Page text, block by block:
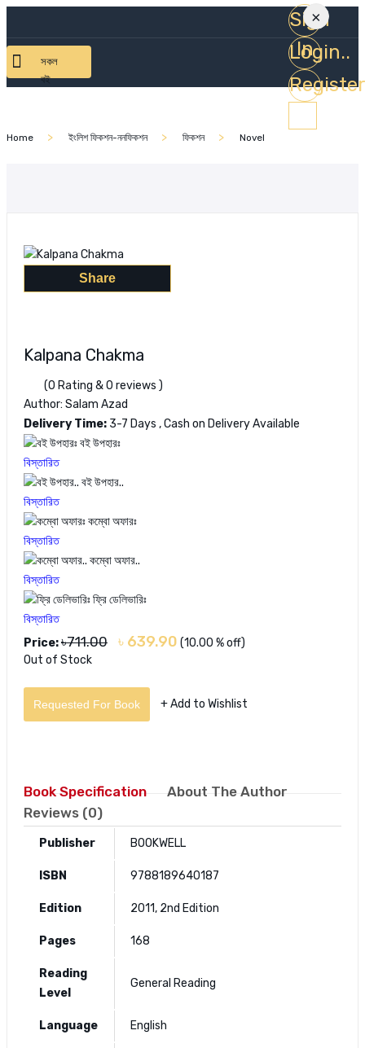
Sign
In
Login..
Register
সকল
বই
Home ইংলিশ ফিকশন-ননফিকশন ফিকশন Novel
Share
Kalpana Chakma
(0 Rating & 0 reviews )
Author: Salam Azad
Delivery Time: 3-7 Days , Cash on Delivery Available
বই উপহারঃ
বিস্তারিত
বই উপহার..
বিস্তারিত
কম্বো অফারঃ
বিস্তারিত
কম্বো অফার..
বিস্তারিত
ফ্রি ডেলিভারিঃ
বিস্তারিত
Price:৳711.00 ৳ 639.90 (10.00 % off)
Out of Stock
Requested For Book + Add to Wishlist
Book Specification
About The Author
Reviews (0)
Publisher BOOKWELL
ISBN 9788189640187
Edition 2011, 2nd Edition
Pages 168
Reading
Level
General Reading
Language English
×